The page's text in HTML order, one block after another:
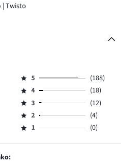
| Twisto
Ocena
5,
ilość
głosów
188.
5
(188)
Ocena
4,
ilość
głosów
4
(18)
Ocena
3,
ilość
3
(12)
Ocena
2,
2
(4)
Ocena
1,
1 (0)